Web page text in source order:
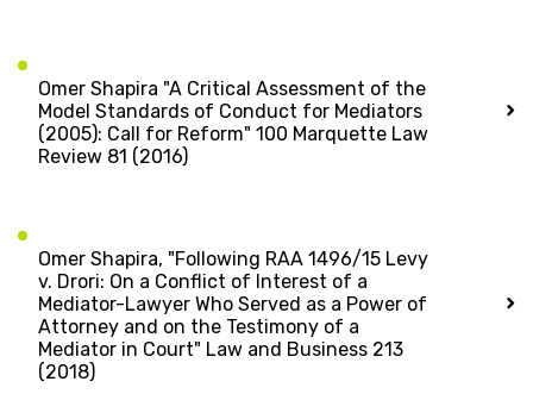
Omer Shapira "A Critical Assessment of the
Model Standards of Conduct for Mediators
(2005): Call for Reform" 100 Marquette Law
Review 81 (2016)
Omer Shapira, "Following RAA 1496/15 Levy
v. Drori: On a Conflict of Interest of a
Mediator-Lawyer Who Served as a Power of
Attorney and on the Testimony of a
Mediator in Court" Law and Business 213
(2018)